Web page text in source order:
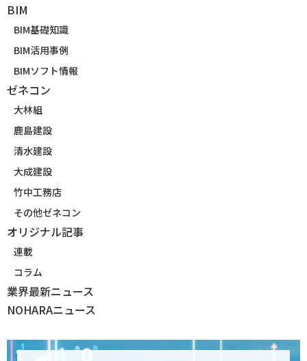
BIM
BIM基礎知識
BIM活用事例
BIMソフト情報
ゼネコン
大林組
鹿島建設
清水建設
大成建設
竹中工務店
その他ゼネコン
オリジナル記事
連載
コラム
業界最新ニュース
NOHARAニュース